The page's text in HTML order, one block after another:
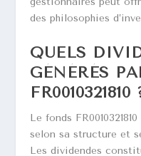
des philosophies
QUELS
GÉNÉRÉS
FR0010321810
Le fonds
selon sa structure et
Les dividendes